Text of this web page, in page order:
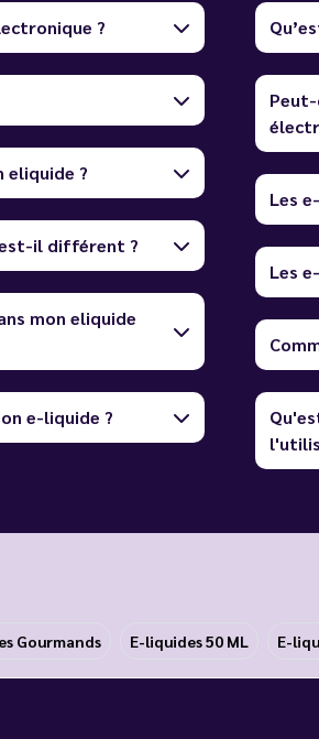
?
eliquide ?
est-il différent ?
mon eliquide
e-liquide ?
Les
Les
Gourmands E-liquides 50 ML E-